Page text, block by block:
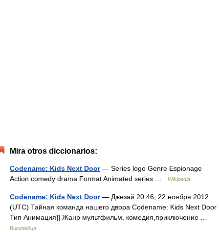
Mira otros diccionarios:
Codename: Kids Next Door— Series logo Genre Espionage
Action comedy drama Format Animated series …
Wikipedia
Codename: Kids Next Door— Джезай 20:46, 22 ноября 2012
(UTC) Тайная команда нашего двора Codename: Kids Next Door
Тип Анимация]] Жанр мультфильм, комедия,приключение …
Википедия